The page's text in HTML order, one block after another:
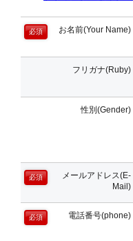
必須 お名前(Your Name)
フリガナ(Ruby)
性別(Gender)
必須
メールアドレス(E-
Mail)
必須 電話番号(phone)